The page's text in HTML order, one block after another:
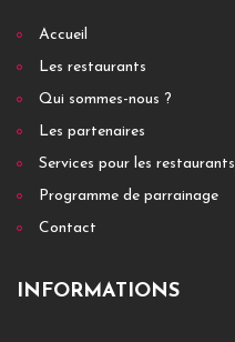
Accueil
Les restaurants
Qui sommes-nous ?
Les partenaires
Services pour les restaurants
Programme de parrainage
Contact
INFORMATIONS